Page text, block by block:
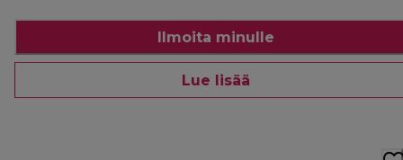
Ilmoita minulle
Lue lisää